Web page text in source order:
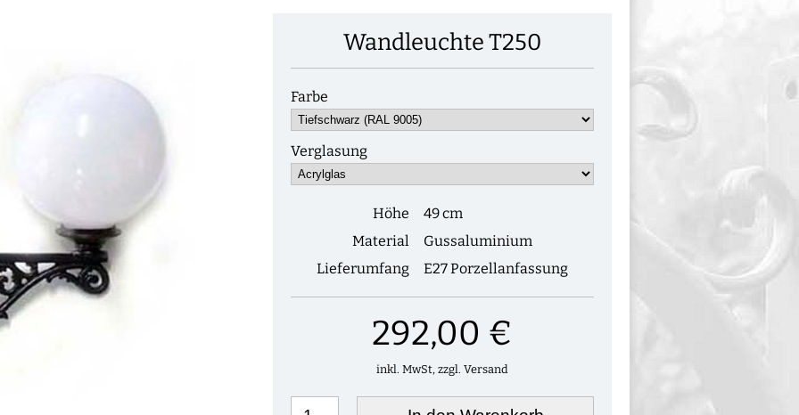
Wandleuchte T250
Farbe
Verglasung
Höhe
49 cm
Material
Gussaluminium
Lieferumfang
E27 Porzellanfassung
292,00 €
inkl. MwSt, zzgl. Versand